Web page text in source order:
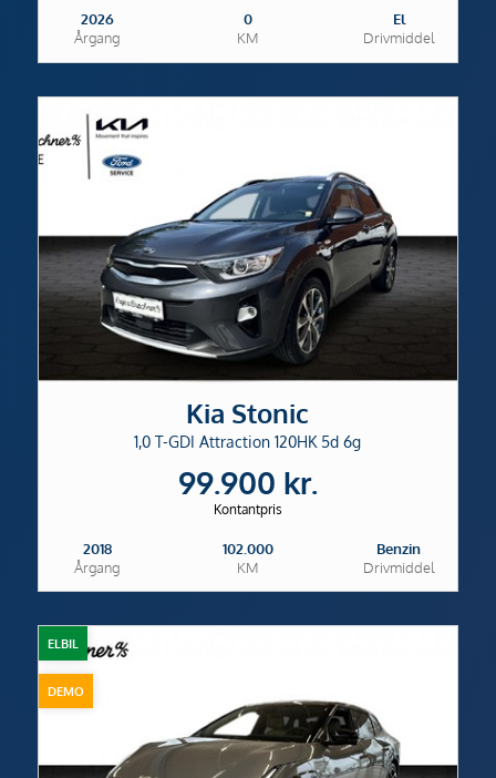
2026
Årgang
0
KM
El
Drivmiddel
Kia Stonic
1,0 T-GDI Attraction 120HK 5d 6g
99.900 kr.
Kontantpris
2018
Årgang
102.000
KM
Benzin
Drivmiddel
ELBIL
DEMO